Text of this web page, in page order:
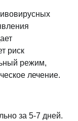
риск
режим,
лечение.
за 5-7 дней.